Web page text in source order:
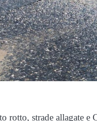
rotto, strade allagate